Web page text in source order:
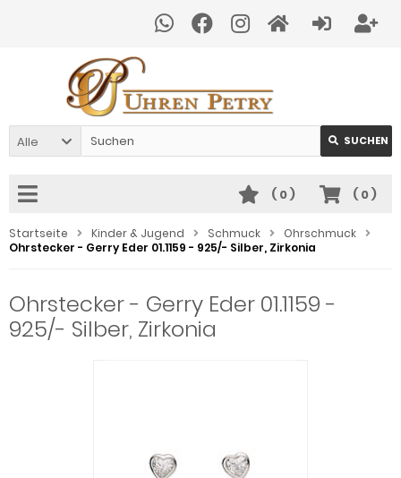
Alle SUCHEN
( 0)
( 0)
Startseite Kinder & Jugend Schmuck
Ohrschmuck
Ohrstecker - Gerry Eder 01.1159 - 925/- Silber, Zirkonia
Ohrstecker - Gerry Eder 01.1159 -
925/- Silber, Zirkonia